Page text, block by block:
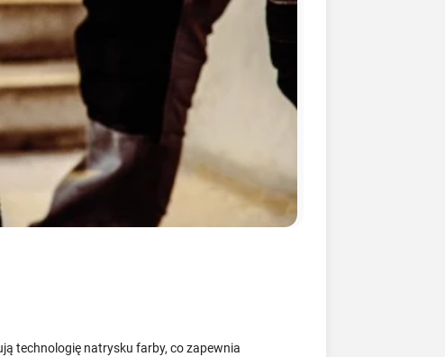
technologię natrysku farby, co zapewnia